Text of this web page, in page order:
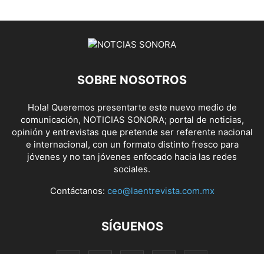
SOBRE NOSOTROS
Hola! Queremos presentarte este nuevo medio de
comunicación, NOTICIAS SONORA; portal de noticias,
opinión y entrevistas que pretende ser referente nacional
e internacional, con un formato distinto fresco para
jóvenes y no tan jóvenes enfocado hacia las redes
sociales.
Contáctanos: ceo@laentrevista.com.mx
SÍGUENOS